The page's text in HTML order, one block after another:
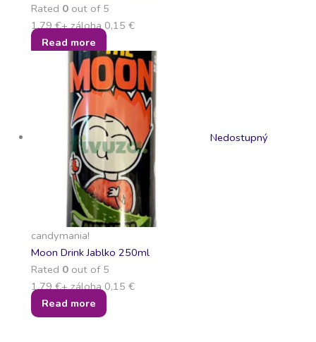
Rated 0out of 5
1,79€+ záloha 0,15 €
Read more
Nedostupný
candymania!
Moon Drink Jablko 250ml
Rated 0out of 5
1,79€+ záloha 0,15 €
Read more